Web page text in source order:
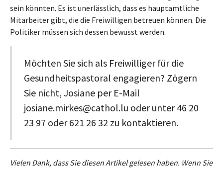
sein könnten. Es ist unerlässlich, dass es hauptamtliche
Mitarbeiter gibt, die die Freiwilligen betreuen können. Die
Politiker müssen sich dessen bewusst werden.
Möchten Sie sich als Freiwilliger für die
Gesundheitspastoral engagieren? Zögern
Sie nicht, Josiane per E-Mail
josiane.mirkes@cathol.lu oder unter 46 20
23 97 oder 621 26 32 zu kontaktieren.
Vielen Dank, dass Sie diesen Artikel gelesen haben. Wenn Sie